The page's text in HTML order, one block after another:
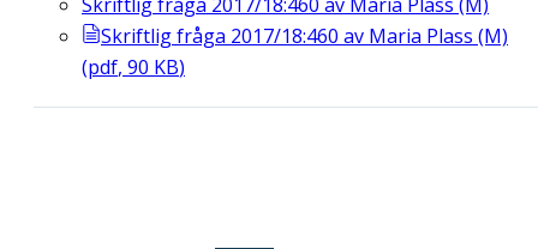
Skriftlig fråga 2017/18:460 av Maria Plass (M)
(pdf, 90 KB)